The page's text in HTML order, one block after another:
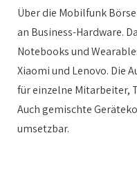
Über die Mobilfunk
an Business-Hardware.
Notebooks und
Xiaomi und Lenovo. Die
für einzelne Mitarbeiter,
Auch gemischte
umsetzbar.